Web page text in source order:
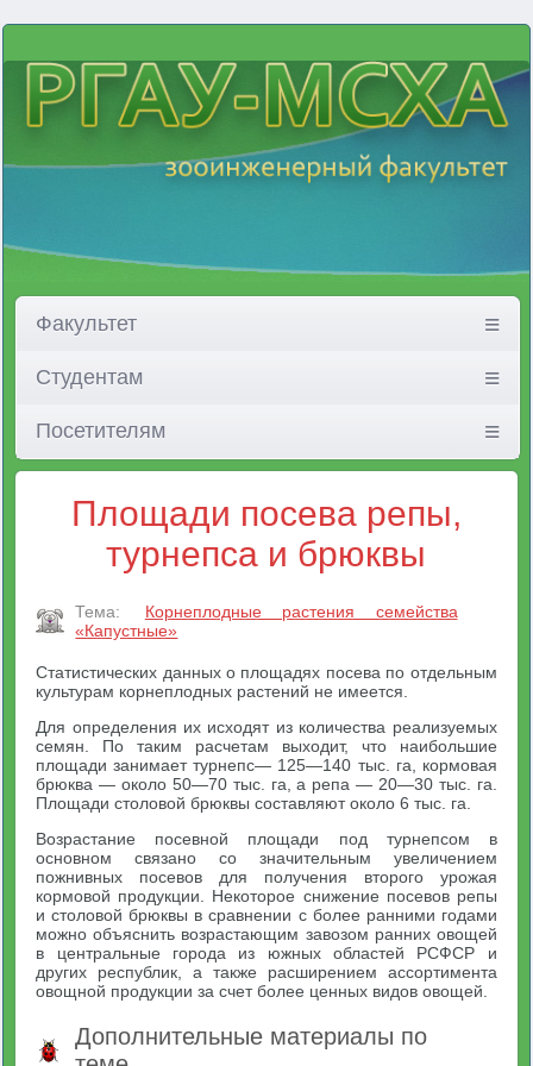
Факультет
Студентам
Посетителям
Площади посева репы,
турнепса и брюквы
Тема:
Корнеплодные растения семейства
«Капустные»
Статистических данных о площадях посева по отдельным
культурам корнеплодных растений не имеется.
Для определения их исходят из количества реализуемых
семян. По таким расчетам выходит, что наибольшие
площади занимает турнепс— 125—140 тыс. га, кормовая
брюква — около 50—70 тыс. га, а репа — 20—30 тыс. га.
Площади столовой брюквы составляют около 6 тыс. га.
Возрастание посевной площади под турнепсом в
основном связано со значительным увеличением
пожнивных посевов для получения второго урожая
кормовой продукции. Некоторое снижение посевов репы
и столовой брюквы в сравнении с более ранними годами
можно объяснить возрастающим завозом ранних овощей
в центральные города из южных областей РСФСР и
других республик, а также расширением ассортимента
овощной продукции за счет более ценных видов овощей.
Дополнительные материалы по